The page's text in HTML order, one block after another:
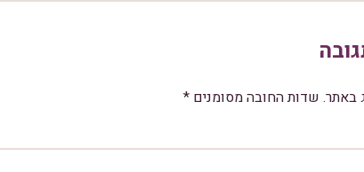
באתר. שדות החובה מסומנים *